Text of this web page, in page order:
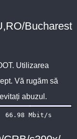
Bucharest
. Utilizarea
Vă rugăm să
abuzul.